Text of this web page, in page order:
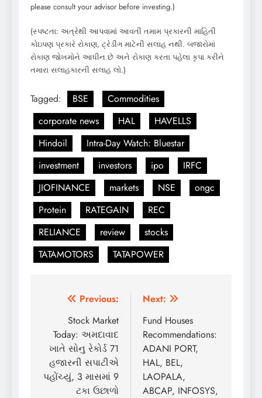
please consult your advisor before investing.)
(સ્પષ્ટતા: અત્રેથી આપવામાં આવતી તમામ પ્રકારની માહિતી
કોઇપણ પ્રકારે રોકાણ, ટ્રેડીંગ માટેની સલાહ નથી. બજારોમાં
રોકાણ જોખમોને આધીન છે અને રોકાણ કરતા પહેલા કૃપા કરીને
તમારા સલાહકારની સલાહ લો.)
Tagged: BSE
Commodities
corporate news
HAL
HAVELLS
Hindoil
Intra-Day Watch: Bluestar
investment
investors ipo
IRFC
JIOFINANCE
markets NSE
ongc
Protein
RATEGAIN
REC
RELIANCE
review
stocks
TATAMOTORS
TATAPOWER
Post
navigation
Previous:
Stock Market
Today: અમદાવાદ
ખાતે સોનુ રેકોર્ડ 71
હજારની સપાટીએ
પહોંચ્યું, 3 માસમાં 9
ટકા ઉછાળો
Next:
Fund Houses
Recommendations:
ADANI PORT,
HAL, BEL,
LAOPALA,
ABCAP, INFOSYS,